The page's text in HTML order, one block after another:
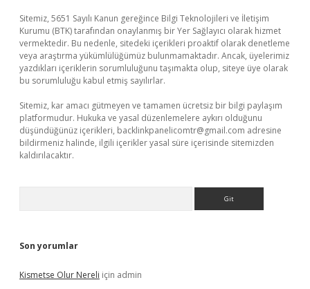
Sitemiz, 5651 Sayılı Kanun gereğince Bilgi Teknolojileri ve İletişim
Kurumu (BTK) tarafından onaylanmış bir Yer Sağlayıcı olarak hizmet
vermektedir. Bu nedenle, sitedeki içerikleri proaktif olarak denetleme
veya araştırma yükümlülüğümüz bulunmamaktadır. Ancak, üyelerimiz
yazdıkları içeriklerin sorumluluğunu taşımakta olup, siteye üye olarak
bu sorumluluğu kabul etmiş sayılırlar.
Sitemiz, kar amacı gütmeyen ve tamamen ücretsiz bir bilgi paylaşım
platformudur. Hukuka ve yasal düzenlemelere aykırı olduğunu
düşündüğünüz içerikleri, backlinkpanelicomtr@gmail.com adresine
bildirmeniz halinde, ilgili içerikler yasal süre içerisinde sitemizden
kaldırılacaktır.
Son yorumlar
Kismetse Olur Nereli için admin